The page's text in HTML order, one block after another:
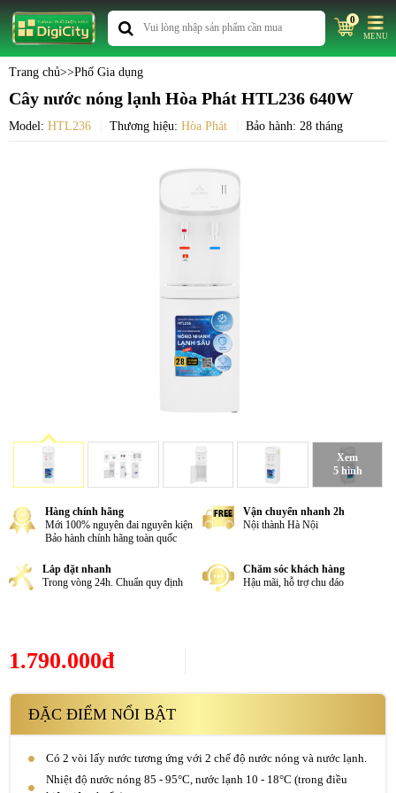
0
MENU
Trang chủ>>Phố Gia dụng
Cây nước nóng lạnh Hòa Phát HTL236 640W
Model: HTL236 Thương hiệu: Hòa Phát Bảo hành: 28 tháng
Xem
5 hình
Hàng chính hãng
Mới 100% nguyên đai nguyên kiện
Bảo hành chính hãng toàn quốc
Vận chuyển nhanh 2h
Nội thành Hà Nội
Lắp đặt nhanh
Trong vòng 24h. Chuẩn quy định
Chăm sóc khách hàng
Hậu mãi, hỗ trợ chu đáo
1.790.000đ
ĐẶC ĐIỂM NỔI BẬT
Có 2 vòi lấy nước tương ứng với 2 chế độ nước nóng và nước lạnh.
Nhiệt độ nước nóng 85 - 95°C, nước lạnh 10 - 18°C (trong điều